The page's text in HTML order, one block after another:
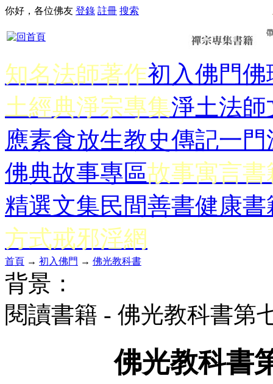
你好，各位佛友 登錄 註冊 搜索
知名法師著作初入佛門佛
土經典淨宗專集淨土法師
應素食放生教史傳記一門
佛典故事專區故事寓言書
精選文集民間善書健康書
方式戒邪淫網
首頁 → 初入佛門 → 佛光教科書
背景：
閱讀書籍 - 佛光教科書第
佛光教科書